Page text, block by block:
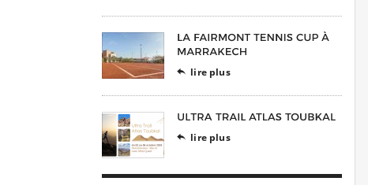
 lire plus
 lire plus